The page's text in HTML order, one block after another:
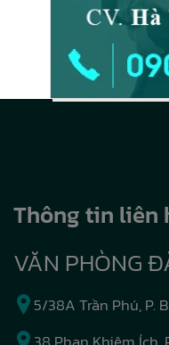
Thông tin liên
VĂN PHÒNG
5/38A Trần Phú, P.